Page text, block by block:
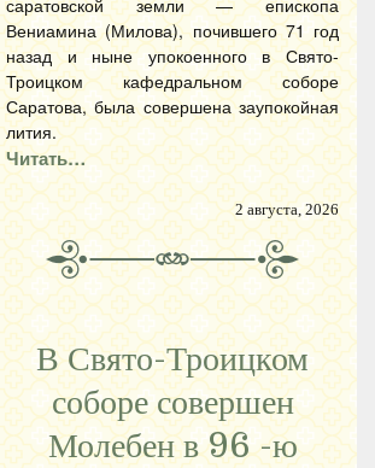
саратовской земли — епископа
Вениамина (Милова), почившего 71 год
назад и ныне упокоенного в Свято-
Троицком кафедральном соборе
Саратова, была совершена заупокойная
лития.
Читать…
2 августа, 2026
В Свято-Троицком
соборе совершен
Молебен в 96 -ю